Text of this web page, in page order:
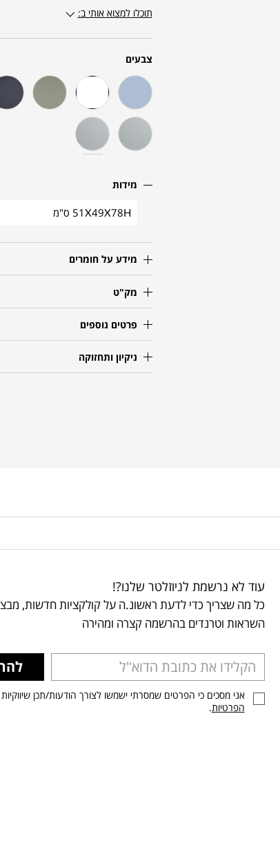
תוכלו למצוא אותי ב:
צבעים
מידות
51X49X78H ס"מ
מידע על חומרים
מק"ט
פרטים נוספים
ניקיון ותחזוקה
עוד לא נרשמת לניוזלטר שלנו?!
כל מה שצריך כדי לדעת ראשונ.ה על קולקציות חדשות,
השראות וטרנדים בהרשמה קצרה ומהירה
אני מסכים כי הפרטים שמסרתי ישמשו לצורך הודעות/תכן
הפרטיות.